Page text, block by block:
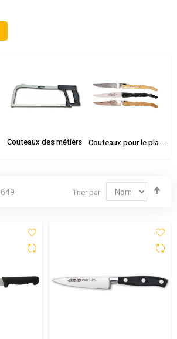
Couteaux des métiers Couteaux pour le plaisir
649 Trier par